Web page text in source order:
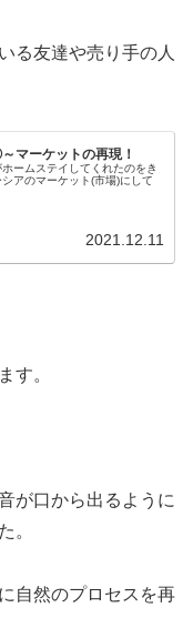
る友達や売り手の人
マーケットの再現！
ームステイしてくれたのをき
アのマーケット(市場)にして
2021.12.11
す。
が口から出るように
。
自然のプロセスを再